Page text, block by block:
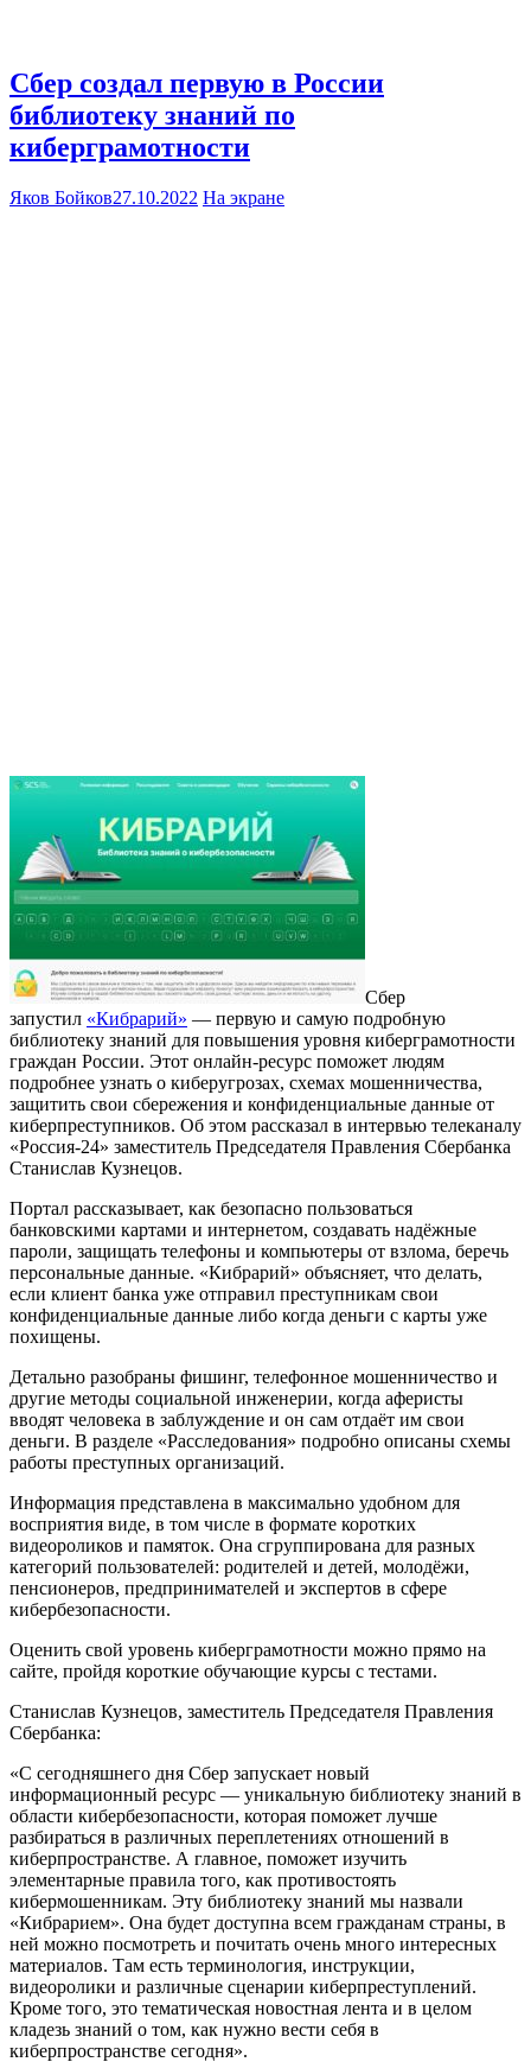
Сбер создал первую в России
библиотеку знаний по
киберграмотности
Яков Бойков27.10.2022 На экране
Сбер
запустил «Кибрарий» — первую и самую подробную
библиотеку знаний для повышения уровня киберграмотности
граждан России. Этот онлайн-ресурс поможет людям
подробнее узнать о киберугрозах, схемах мошенничества,
защитить свои сбережения и конфиденциальные данные от
киберпреступников. Об этом рассказал в интервью телеканалу
«Россия-24» заместитель Председателя Правления Сбербанка
Станислав Кузнецов.
Портал рассказывает, как безопасно пользоваться
банковскими картами и интернетом, создавать надёжные
пароли, защищать телефоны и компьютеры от взлома, беречь
персональные данные. «Кибрарий» объясняет, что делать,
если клиент банка уже отправил преступникам свои
конфиденциальные данные либо когда деньги с карты уже
похищены.
Детально разобраны фишинг, телефонное мошенничество и
другие методы социальной инженерии, когда аферисты
вводят человека в заблуждение и он сам отдаёт им свои
деньги. В разделе «Расследования» подробно описаны схемы
работы преступных организаций.
Информация представлена в максимально удобном для
восприятия виде, в том числе в формате коротких
видеороликов и памяток. Она сгруппирована для разных
категорий пользователей: родителей и детей, молодёжи,
пенсионеров, предпринимателей и экспертов в сфере
кибербезопасности.
Оценить свой уровень киберграмотности можно прямо на
сайте, пройдя короткие обучающие курсы с тестами.
Станислав Кузнецов, заместитель Председателя Правления
Сбербанка:
«С сегодняшнего дня Сбер запускает новый
информационный ресурс — уникальную библиотеку знаний в
области кибербезопасности, которая поможет лучше
разбираться в различных переплетениях отношений в
киберпространстве. А главное, поможет изучить
элементарные правила того, как противостоять
кибермошенникам. Эту библиотеку знаний мы назвали
«Кибрарием». Она будет доступна всем гражданам страны, в
ней можно посмотреть и почитать очень много интересных
материалов. Там есть терминология, инструкции,
видеоролики и различные сценарии киберпреступлений.
Кроме того, это тематическая новостная лента и в целом
кладезь знаний о том, как нужно вести себя в
киберпространстве сегодня».